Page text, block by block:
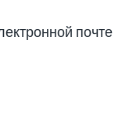
почте